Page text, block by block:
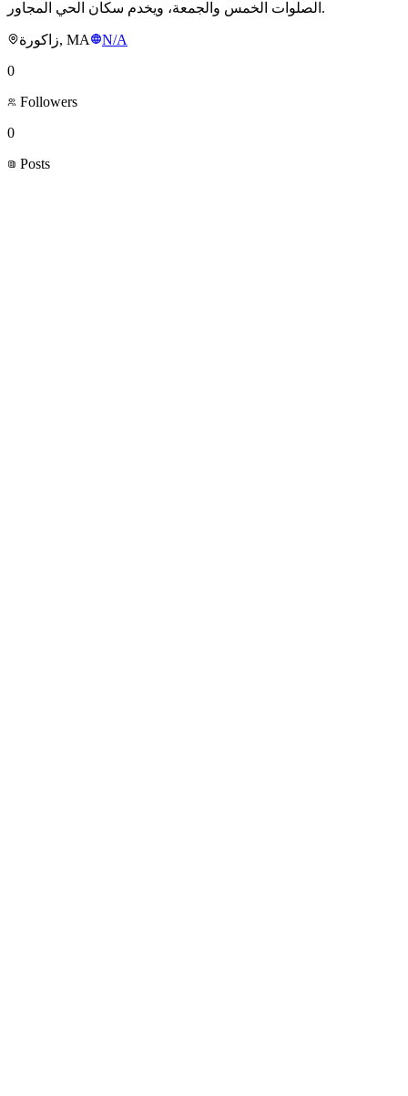
الصلوات الخمس والجمعة، ويخدم سكان الحي المجاور.
زاكورة, MA
N/A
0
Followers
0
Posts